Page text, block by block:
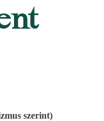
szerint)